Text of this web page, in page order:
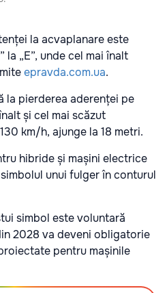
la acvaplanare este
la „E”, unde cel mai înalt
epravda.com.ua.
la pierderea aderenței pe
și cel mai scăzut
km/h, ajunge la 18 metri.
hibride și mașini electrice
unui fulger în conturul
simbol este voluntară
2028 va deveni obligatorie
pentru mașinile